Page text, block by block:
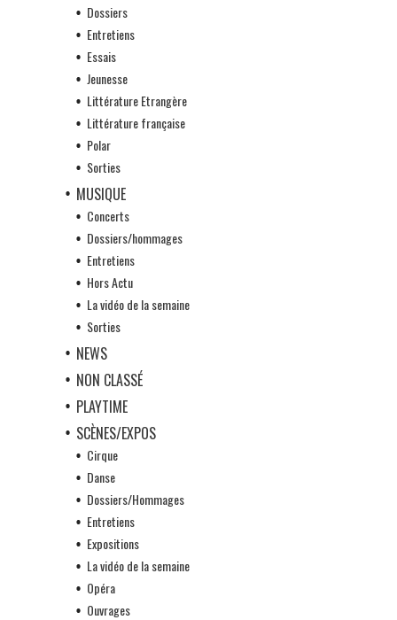
Dossiers
Entretiens
Essais
Jeunesse
Littérature Etrangère
Littérature française
Polar
Sorties
MUSIQUE
Concerts
Dossiers/hommages
Entretiens
Hors Actu
La vidéo de la semaine
Sorties
NEWS
NON CLASSÉ
PLAYTIME
SCÈNES/EXPOS
Cirque
Danse
Dossiers/Hommages
Entretiens
Expositions
La vidéo de la semaine
Opéra
Ouvrages